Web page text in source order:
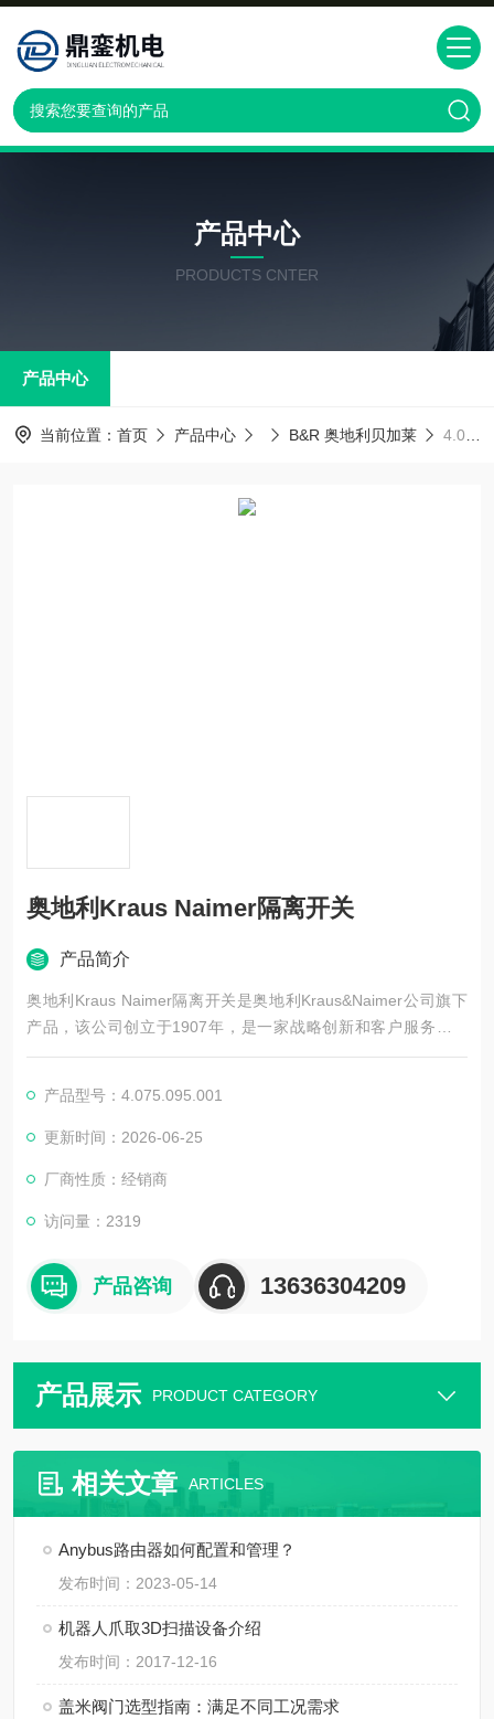
产品中心
PRODUCTS CNTER
产品中心
当前位置： 首页 产品中心 B&R 奥地利贝加莱 4.075.095.001奥地利Kraus Naimer隔离开关
奥地利Kraus Naimer隔离开关
产品简介
奥地利Kraus Naimer隔离开关是奥地利Kraus&Naimer公司旗下
产品，该公司创立于1907年，是一家战略创新和客户服务的公
司，在开关领域拥有较高的声誉。奥地利Kraus Naimer隔离开关
产品型号：4.075.095.001
更新时间：2026-06-25
厂商性质：经销商
访问量：2319
产品咨询 13636304209
产品展示 PRODUCT CATEGORY
相关文章 ARTICLES
Anybus路由器如何配置和管理？
发布时间：2023-05-14
机器人爪取3D扫描设备介绍
发布时间：2017-12-16
盖米阀门选型指南：满足不同工况需求